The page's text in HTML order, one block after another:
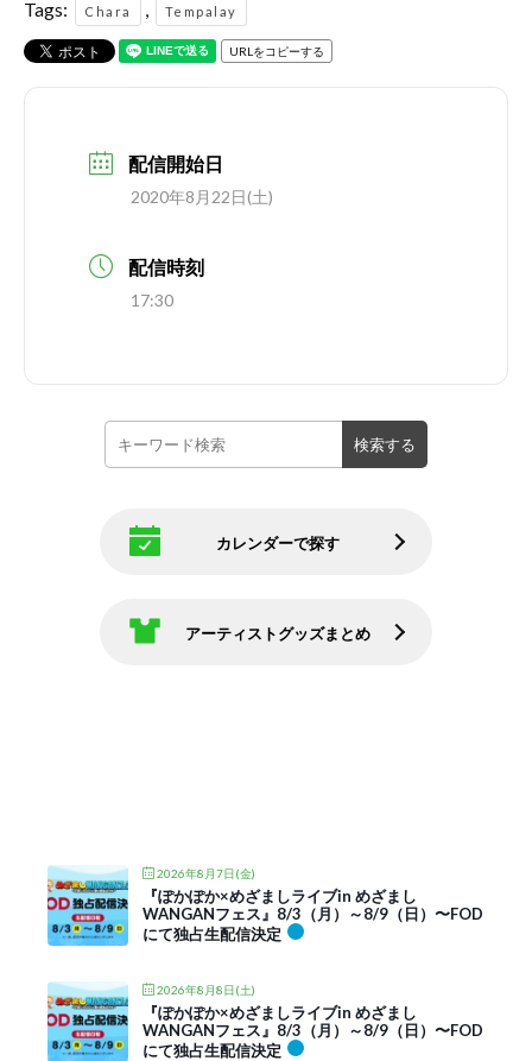
Tags: Chara , Tempalay
URLをコピーする
配信開始日
2020年8月22日(土)
配信時刻
17:30
カレンダーで探す
アーティストグッズまとめ
2026年8月7日(金)
『ぽかぽか×めざましライブin めざまし
WANGANフェス』8/3（月）～8/9（日）〜FOD
にて独占生配信決定
2026年8月8日(土)
『ぽかぽか×めざましライブin めざまし
WANGANフェス』8/3（月）～8/9（日）〜FOD
にて独占生配信決定